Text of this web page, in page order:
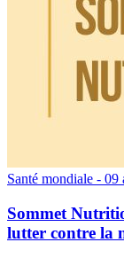
Santé mondiale - 09
Sommet
lutter contre la